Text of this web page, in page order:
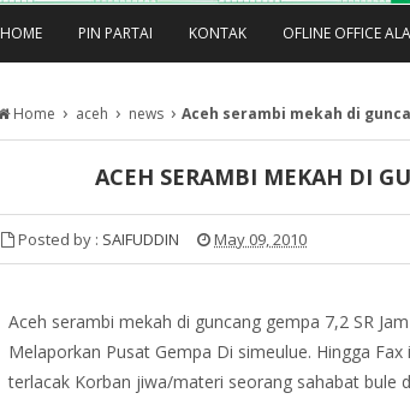
HOME PIN PARTAI KONTAK OFLINE OFFICE
Home › aceh › news › Aceh serambi mekah di
ACEH SERAMBI MEKAH DI
Posted by : SAIFUDDIN May 09, 2010
Aceh serambi mekah di guncang gempa 7,2 SR
Melaporkan Pusat Gempa Di simeulue. Hingga
terlacak Korban jiwa/materi seorang sahabat bule